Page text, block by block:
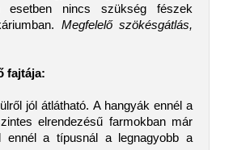
esetben nincs szükség fészek
Megfelelő szökésgátlás,
fajtája:
jól átlátható. A hangyák ennél a
elrendezésű farmokban már
ennél a típusnál a legnagyobb a